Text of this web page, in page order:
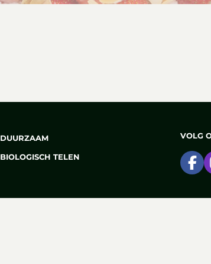
DUURZAAM
BIOLOGISCH TELEN
VOLG